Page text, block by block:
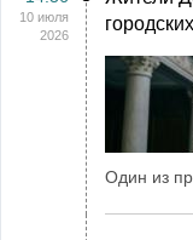
10 июля
2026
Один из